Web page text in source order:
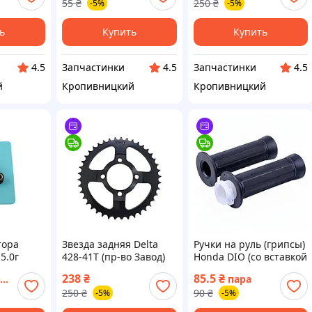
4.5
55 ₴ -5%
Купить
Запчастинки
4.5
Кропивницкий
250 ₴ -5%
Купить
Запчастинки
4.5
Кропивницкий
Звезда задняя Delta
428‑41T (пр‑во Завод)
238₴
250 ₴ -5%
Ручки на руль (грипсы)
Honda DIO (со вставкой
под трос) (пр‑во Завод)
ВССМ
85.5 ₴ пара
90 ₴ -5%